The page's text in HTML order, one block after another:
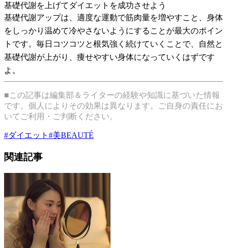
基礎代謝を上げてダイエットを成功させよう
基礎代謝アップは、適度な運動で筋肉量を増やすこと、身体
をしっかり温めて冷やさないようにすることが最大のポイン
トです。毎日コツコツと根気強く続けていくことで、自然と
基礎代謝が上がり、痩せやすい身体になっていくはずです
よ。
■この記事は編集部＆ライターの経験や知識に基づいた情報
です。個人によりその効果は異なります。ご自身の責任にお
いてご利用・ご判断ください。
#ダイエット #美BEAUTÉ
関連記事